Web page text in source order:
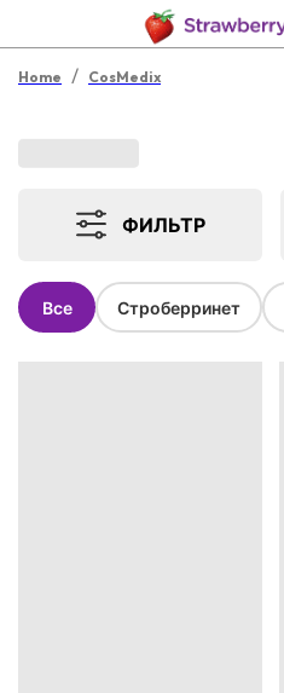
Home / CosMedix
ФИЛЬТР
Все Строберринет